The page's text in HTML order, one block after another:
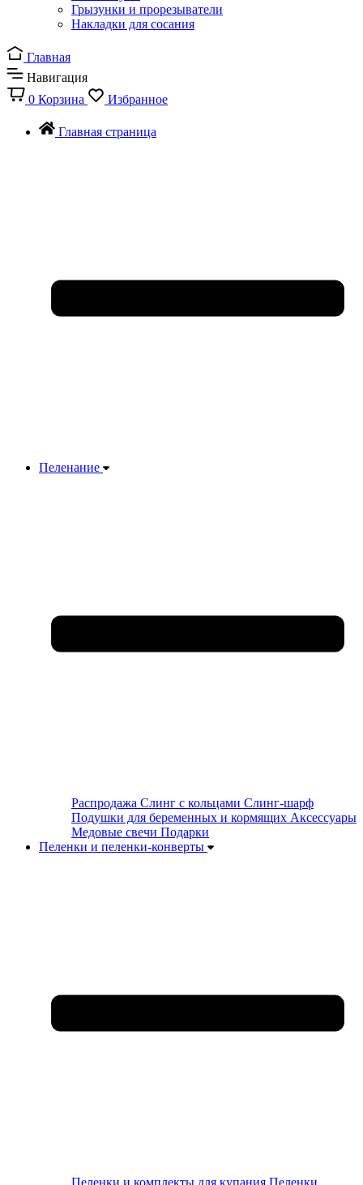
Грызунки и прорезыватели
Накладки для сосания
Главная
Навигация
0 Корзина Избранное
Главная страница
Пеленание
Распродажа Слинг с кольцами Слинг-шарф
Подушки для беременных и кормящих Аксессуары
Медовые свечи Подарки
Пеленки и пеленки-конверты
Пеленки и комплекты для купания Пеленки